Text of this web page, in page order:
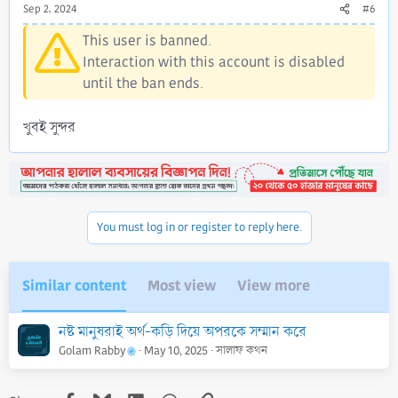
Sep 2, 2024 #6
This user is banned.
Interaction with this account is disabled
until the ban ends.
খুবই সুন্দর
You must log in or register to reply here.
Similar content Most view View more
নষ্ট মানুষরাই অর্থ-কড়ি দিয়ে অপরকে সম্মান করে
Golam Rabby May 10, 2025 সালাফ কথন